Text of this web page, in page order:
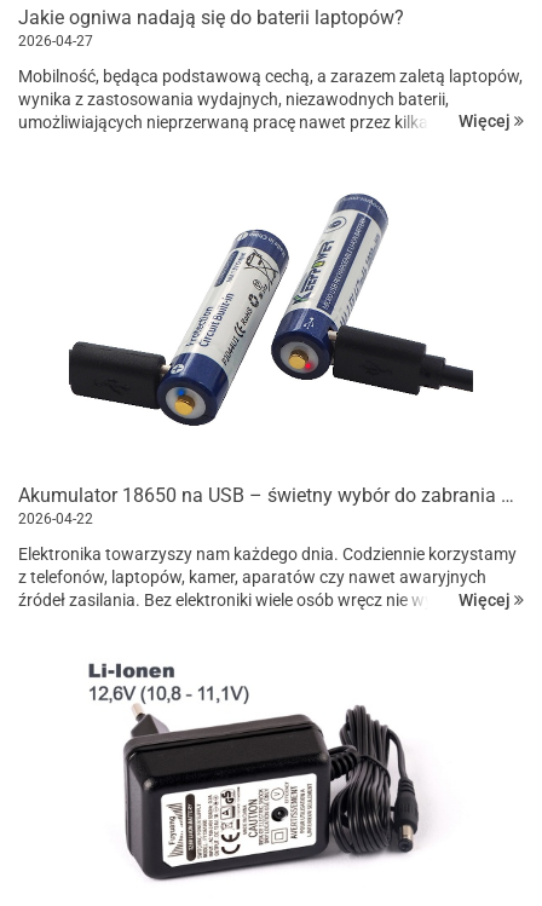
Jakie ogniwa nadają się do baterii laptopów?
2026-04-27
Mobilność, będąca podstawową cechą, a zarazem zaletą laptopów,
wynika z zastosowania wydajnych, niezawodnych baterii,
umożliwiających nieprzerwaną pracę nawet przez kilka godzin, bez
Więcej
Akumulator 18650 na USB – świetny wybór do zabrania w teren
2026-04-22
Elektronika towarzyszy nam każdego dnia. Codziennie korzystamy
z telefonów, laptopów, kamer, aparatów czy nawet awaryjnych
źródeł zasilania. Bez elektroniki wiele osób wręcz nie wyobrażaWięcej